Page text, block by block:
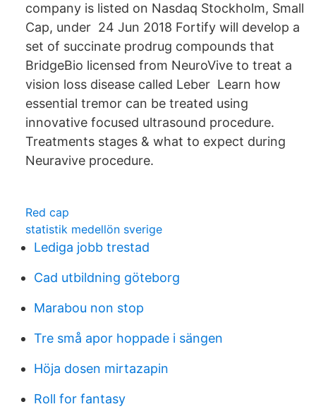
company is listed on Nasdaq Stockholm, Small
Cap, under 24 Jun 2018 Fortify will develop a
set of succinate prodrug compounds that
BridgeBio licensed from NeuroVive to treat a
vision loss disease called Leber Learn how
essential tremor can be treated using
innovative focused ultrasound procedure.
Treatments stages & what to expect during
Neuravive procedure.
Red cap
statistik medellön sverige
Lediga jobb trestad
Cad utbildning göteborg
Marabou non stop
Tre små apor hoppade i sängen
Höja dosen mirtazapin
Roll for fantasy